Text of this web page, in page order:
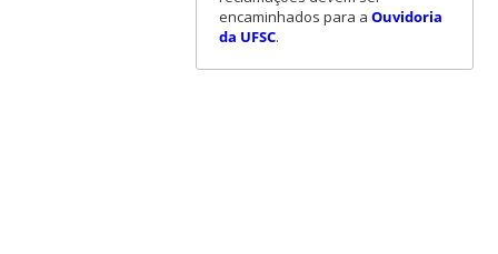
encaminhados para a Ouvidoria
da UFSC.